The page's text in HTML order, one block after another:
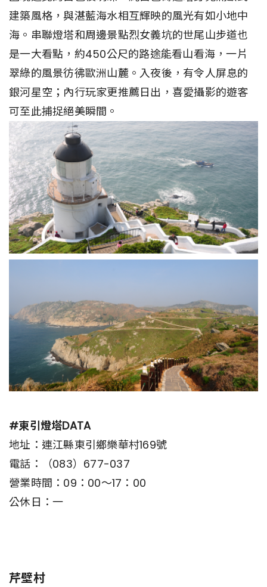
建築風格，與湛藍海水相互輝映的風光有如小地中
海。串聯燈塔和周邊景點烈女義坑的世尾山步道也
是一大看點，約450公尺的路途能看山看海，一片
翠綠的風景彷彿歐洲山麓。入夜後，有令人屏息的
銀河星空；內行玩家更推薦日出，喜愛攝影的遊客
可至此捕捉絕美瞬間。
#東引燈塔DATA
地址：連江縣東引鄉樂華村169號
電話：（083）677-037
營業時間：09：00～17：00
公休日：一
芹壁村